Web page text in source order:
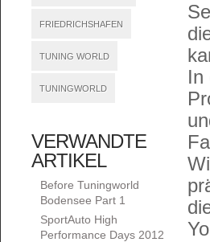
FRIEDRICHSHAFEN
TUNING WORLD
TUNINGWORLD
VERWANDTE
ARTIKEL
Before Tuningworld
Bodensee Part 1
SportAuto High
Performance Days 2012
In